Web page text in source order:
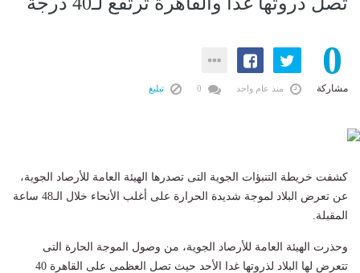
0
مشاركة منذ عام واحد تبليغ
كشفت خريطة التنبؤات الجوية التى تصدرها الهيئة العامة للأرصاد الجوية،
عن تعرض البلاد لموجة شديدة الحرارة على أغلب الأنحاء خلال الـ48 ساعة
المقبلة.
وحذرت الهيئة العامة للأرصاد الجوية، من وصول الموجة الحارة التى
تتعرض لها البلاد لذروتها غدا الأحد حيث تصل العظمى على القاهرة 40